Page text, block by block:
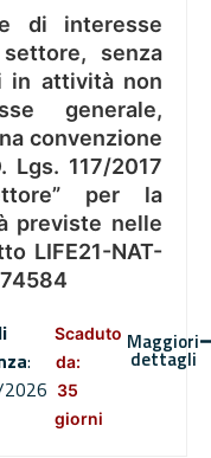
di interesse
senza
in attività non
generale,
convenzione
Lgs. 117/2017
per la
previste nelle
LIFE21-NAT-
:
Scaduto
da:
35
giorni
Maggiori
dettagli